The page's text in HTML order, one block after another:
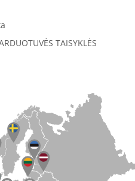
TAISYKLĖS